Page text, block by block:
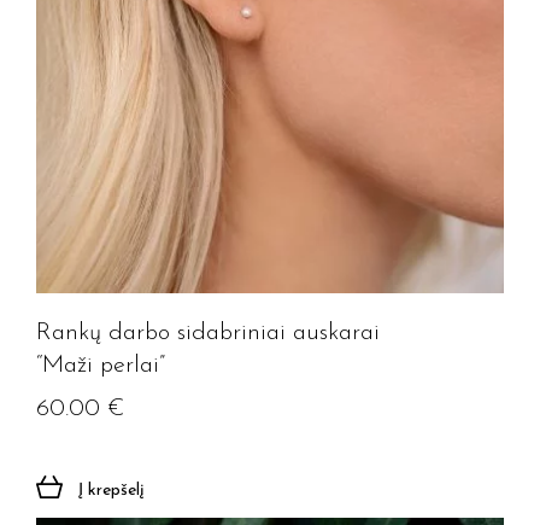
Rankų darbo sidabriniai auskarai
“Maži perlai”
60.00 €
Į krepšelį